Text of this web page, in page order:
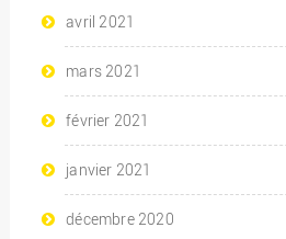
avril 2021
mars 2021
février 2021
janvier 2021
décembre 2020